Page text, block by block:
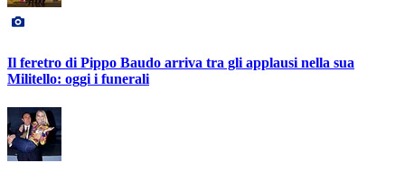
Il feretro di Pippo Baudo arriva tra gli applausi nella sua
Militello: oggi i funerali